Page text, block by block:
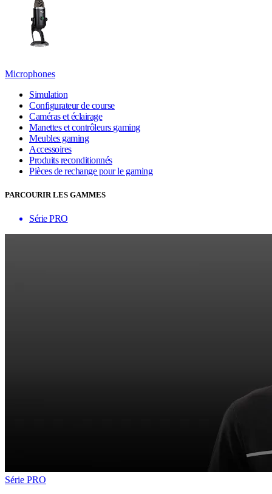
Microphones
Simulation
Configurateur de course
Caméras et éclairage
Manettes et contrôleurs gaming
Meubles gaming
Accessoires
Produits reconditionnés
Pièces de rechange pour le gaming
PARCOURIR LES GAMMES
Série PRO
Série PRO